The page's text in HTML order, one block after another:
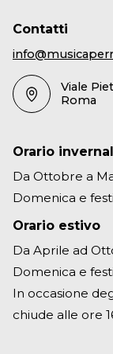
Contatti
Viale
Roma
Orario
Da Ottobre a
Domenica e
Orario estivo
Da Aprile ad
Domenica e
In occasione
chiude alle ore